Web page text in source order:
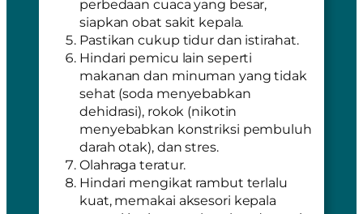
perbedaan cuaca yang besar,
siapkan obat sakit kepala.
Pastikan cukup tidur dan istirahat.
Hindari pemicu lain seperti
makanan dan minuman yang tidak
sehat (soda menyebabkan
dehidrasi), rokok (nikotin
menyebabkan konstriksi pembuluh
darah otak), dan stres.
Olahraga teratur.
Hindari mengikat rambut terlalu
kuat, memakai aksesori kepala